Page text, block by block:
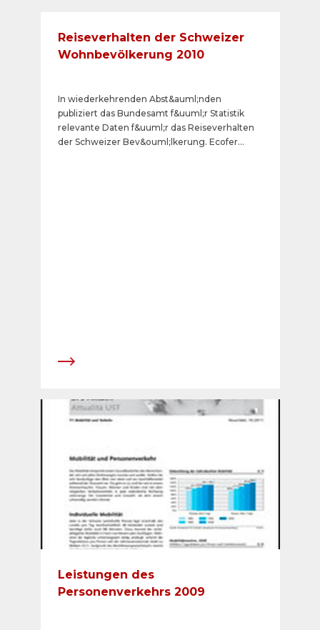
Reiseverhalten der Schweizer
Wohnbevölkerung 2010
In wiederkehrenden Abst&auml;nden
publiziert das Bundesamt f&uuml;r Statistik
relevante Daten f&uuml;r das Reiseverhalten
der Schweizer Bev&ouml;lkerung. Ecofer
Leistungen des
Personenverkehrs 2009